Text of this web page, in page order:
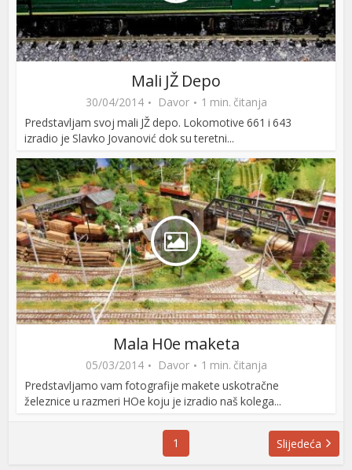
Mali JŽ Depo
30/04/2014 Davor
1 min. čitanja
Predstavljam svoj mali JŽ depo. Lokomotive 661 i 643
izradio je Slavko Jovanović dok su teretni...
Mala H0e maketa
05/03/2014 Davor
1 min. čitanja
Predstavljamo vam fotografije makete uskotračne
železnice u razmeri HOe koju je izradio naš kolega...
1 Slijedeća